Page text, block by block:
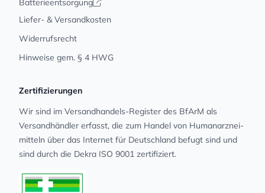
Batterieentsorgung
Liefer- & Versandkosten
Widerrufsrecht
Hinweise gem. § 4 HWG
Zertifizierungen
Wir sind im Versandhandels-Register des BfArM als
Versandhändler erfasst, die zum Handel von Human­arz­nei­
mit­teln über das Internet für Deutschland befugt sind und
sind durch die Dekra ISO 9001 zertifiziert.